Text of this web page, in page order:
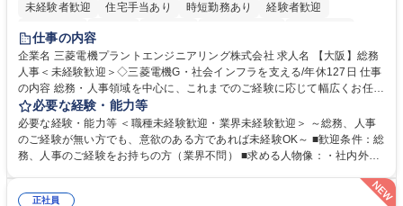
未経験者歓迎
住宅手当あり 時短勤務あり
経験者歓迎
退職金あり
駅近5分以内
土日祝休み 服装自由 寮・社宅あり 食事補助あり
仕事の内容
企業名 三菱電機プラントエンジニアリング株式会社 求人名 【大阪】総務
人事＜未経験歓迎＞◇三菱電機G・社会インフラを支える/年休127日 仕事
の内容 総務・人事領域を中心に、これまでのご経験に応じて幅広くお任せ
します。 ＜具体的には＞ ・総務/人事労務（給与・社保・勤怠管理など）
・採用・教育研修 ・福利厚生運用 など ※基本的には事務所勤務ですが、
採用や教育等の業務内容により、関西圏以外への日帰り・宿泊を伴う国内
出張もございます。 ※担当業務を持ちつつ、お互いに助け合いながら、総
総務人事＜未経験歓迎＞◇三菱電機G・社会インフラを支える/年休127日
必要な経験・能力等
必要な経験・能力等 ＜職種未経験歓迎・業界未経験歓迎＞ ～総務、人事
のご経験が無い方でも、意欲のある方であれば未経験OK～ ■歓迎条件：総
務、人事のご経験をお持ちの方（業界不問） ■求める人物像：・社内外の
ミュニケーション能力を持っている方 ・人事総務領域に興味がありゼネラ
正社員